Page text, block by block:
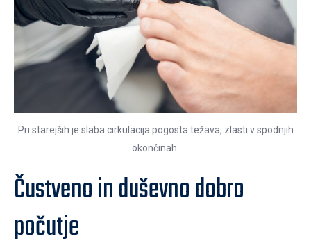
Pri starejših je slaba cirkulacija pogosta težava, zlasti v spodnjih
okončinah.
Čustveno in duševno dobro
počutje